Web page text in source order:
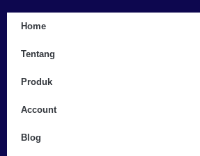
Home
Tentang
Produk
Account
Blog